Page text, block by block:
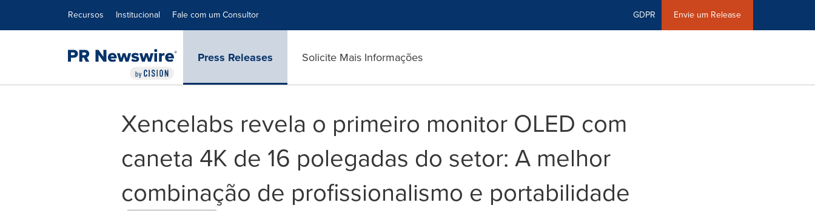
Recursos Institucional Fale com um Consultor GDPR Envie um Release
Press Releases Solicite Mais Informações
Xencelabs revela o primeiro monitor OLED com
caneta 4K de 16 polegadas do setor: A melhor
combinação de profissionalismo e portabilidade